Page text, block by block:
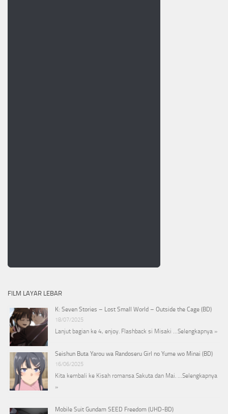
FILM LAYAR LEBAR
K: Seven Stories – Lost Small World – Outside the Cage (BD)
18/07/2025
Lanjut bagian ke 4, enjoy. Flashback si Misaki …Selengkapnya »
Seishun Buta Yarou wa Randoseru Girl no Yume wo Minai (BD)
16/06/2025
Kita kembali ke Kisah romansa Sakuta dan Mai. …Selengkapnya
»
Mobile Suit Gundam SEED Freedom (UHD-BD)